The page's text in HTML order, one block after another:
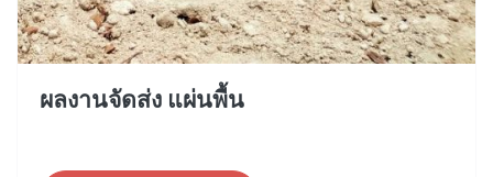
ผลงานจัดส่ง แผ่นพื้น